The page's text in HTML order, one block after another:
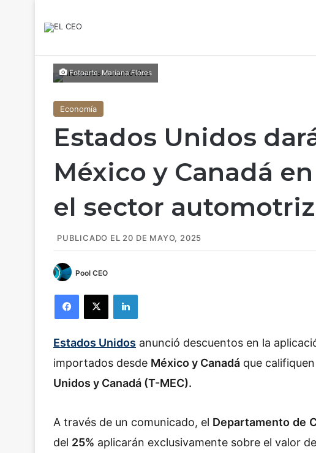
Fotoarte: Mariana Flores
Economía
Estados Unidos
México y Canadá
el sector automotriz
PUBLICADO EL 20 DE MAYO, 2025
Pool CEO
Estados Unidos anunció descuentos en la
importados desde México y Canadá que
Unidos y Canadá (T-MEC).
A través de un comunicado, el Departamento de
del 25% aplicarán exclusivamente sobre el valor